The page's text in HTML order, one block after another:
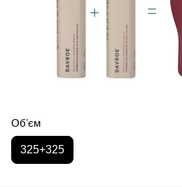
Обʼєм
325+325